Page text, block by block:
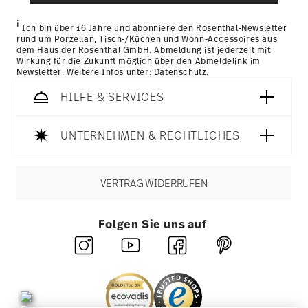
gesammelt haben.
Retouren:Für Retouren nutzen Sie bitte
i Ich bin über 16 Jahre und abonniere den Rosenthal-Newsletter
rund um Porzellan, Tisch-/Küchen und Wohn-Accessoires aus
dem Haus der Rosenthal GmbH. Abmeldung ist jederzeit mit
Wirkung für die Zukunft möglich über den Abmeldelink im
Newsletter. Weitere Infos unter: Datenschutz.
HILFE & SERVICES
UNTERNEHMEN & RECHTLICHES
VERTRAG WIDERRUFEN
Folgen Sie uns auf